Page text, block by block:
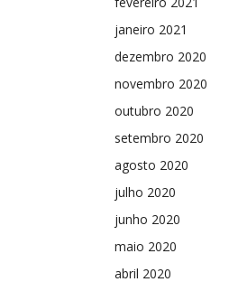
janeiro 2021
dezembro 2020
novembro 2020
outubro 2020
setembro 2020
agosto 2020
julho 2020
junho 2020
maio 2020
abril 2020